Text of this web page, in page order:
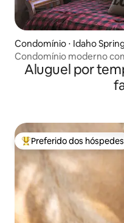
Condomínio ⋅ Idaho
Condomínio moderno
montanhas
Aluguel por
Entre os melhores
Preferido dos hóspedes